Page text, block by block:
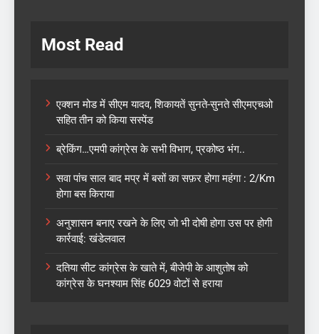
Most Read
एक्शन मोड में सीएम यादव, शिकायतें सुनते-सुनते सीएमएचओ
सहित तीन को किया सस्पेंड
ब्रेकिंग…एमपी कांग्रेस के सभी विभाग, प्रकोष्ठ भंग..
सवा पांच साल बाद मप्र में बसों का सफ़र होगा महंगा : 2/Km
होगा बस किराया
अनुशासन बनाए रखने के लिए जो भी दोषी होगा उस पर होगी
कार्रवाई: खंडेलवाल
दतिया सीट कांग्रेस के खाते में, बीजेपी के आशुतोष को
कांग्रेस के घनश्याम सिंह 6029 वोटों से हराया